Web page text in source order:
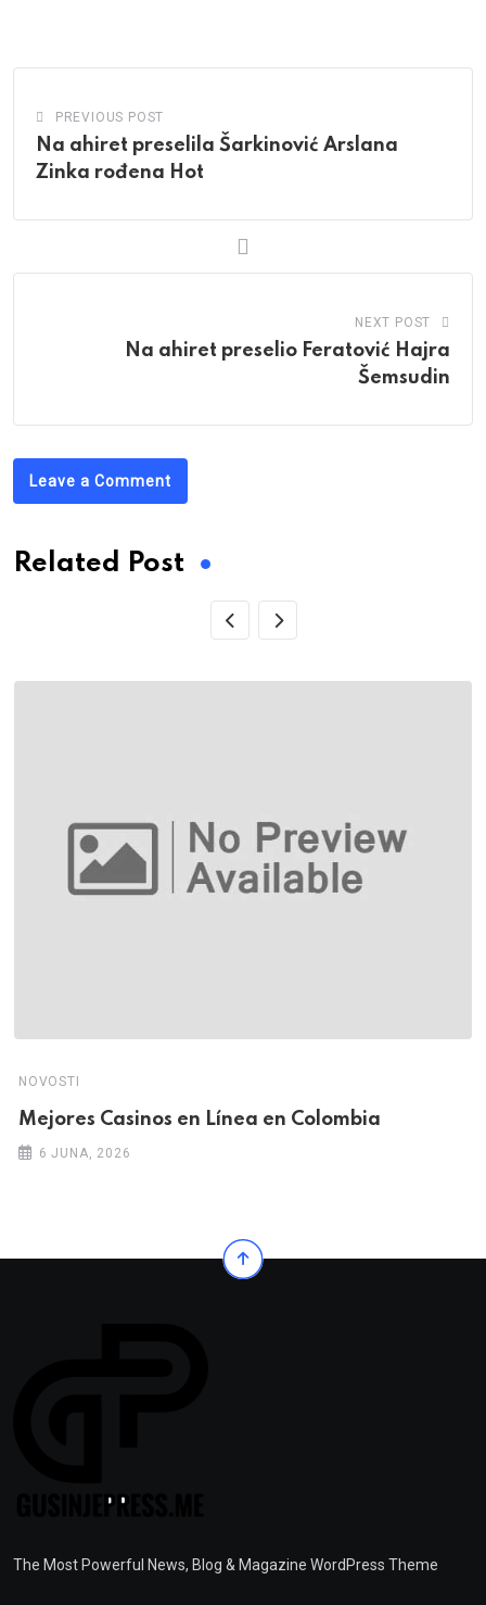
PREVIOUS POST
Na ahiret preselila Šarkinović Arslana
Zinka rođena Hot
NEXT POST
Na ahiret preselio Feratović Hajra
Šemsudin
Leave a Comment
Related Post
NOVOSTI
Mejores Casinos en Línea en Colombia
6 JUNA, 2026
The Most Powerful News, Blog & Magazine WordPress Theme